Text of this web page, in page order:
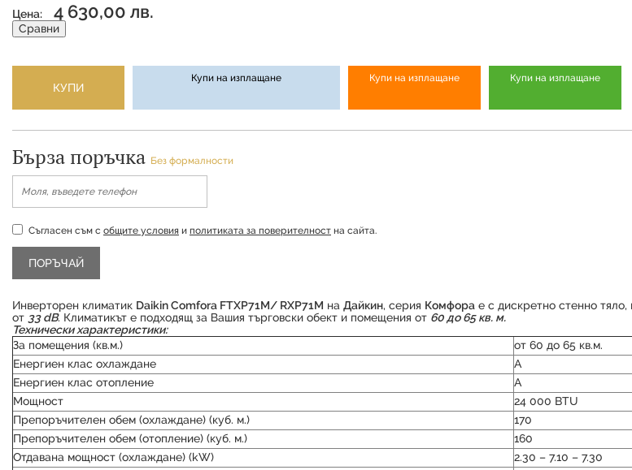
Цена: 4 630,00 лв.
Сравни
КУПИ
Купи на изплащане Купи на изплащане Купи на изплащане
Бърза поръчка Без формалности
Съгласен съм с общите условия и политиката за поверителност на сайта.
Инверторен климатик Daikin Comfora FTXP71M/ RXP71M на Дайкин, серия Комфора е с дискретно стенно
от 33 dB. Климатикът е подходящ за Вашия търговски обект и помещения от 60 до 65 кв. м.
Технически характеристики:
За помещения (кв.м.)
от 60 до 65 кв.м.
Енергиен клас охлаждане
А
Енергиен клас отопление
А
Мощност
24 000 BTU
Препоръчителен обем (охлаждане) (куб. м.)
170
Препоръчителен обем (отопление) (куб. м.)
160
Отдавана мощност (охлаждане) (kW)
2.30 – 7.10 – 7.30